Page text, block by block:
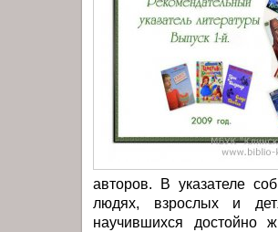
авторов. В указателе
людях, взрослых и
научившихся достойно